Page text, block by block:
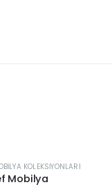
KOLEKSIYONLARI
Mobilya